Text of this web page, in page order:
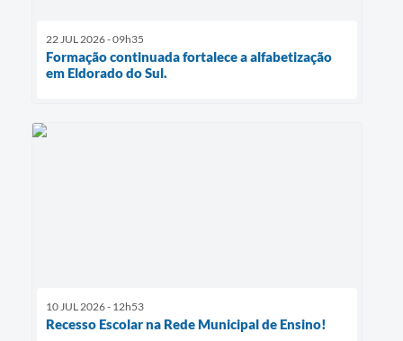
22 JUL 2026 - 09h35
Formação continuada fortalece a alfabetização
em Eldorado do Sul.
10 JUL 2026 - 12h53
Recesso Escolar na Rede Municipal de Ensino!